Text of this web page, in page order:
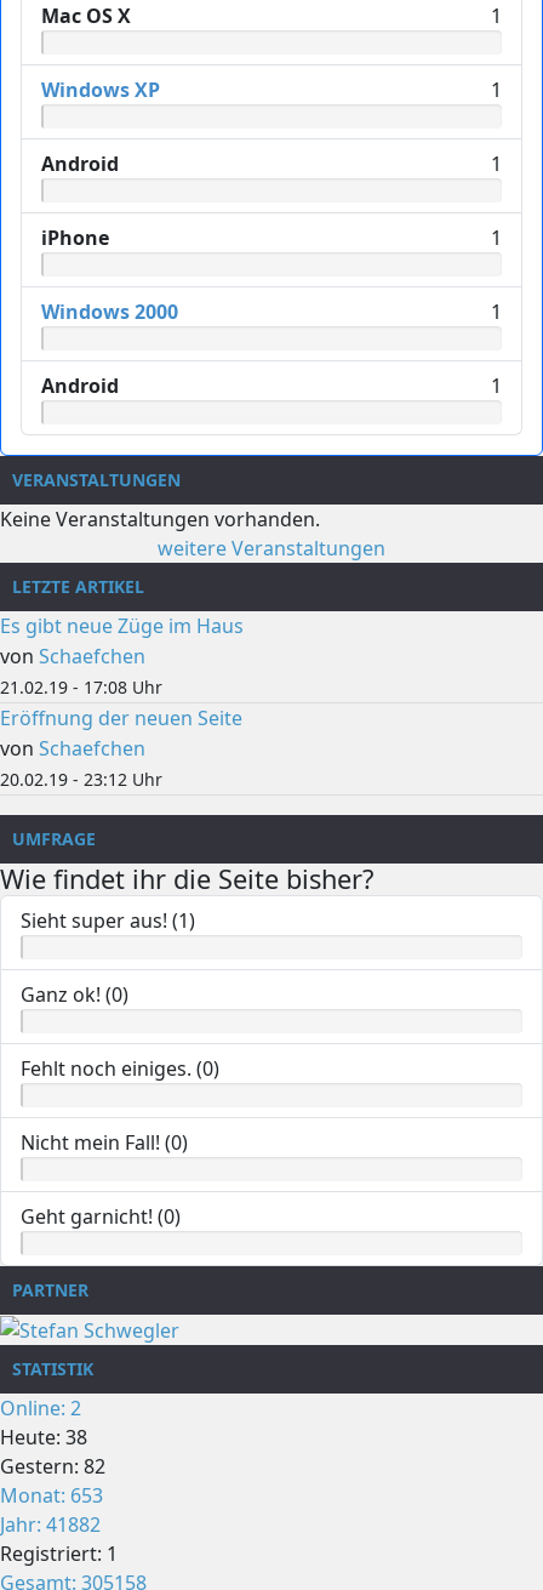
Mac OS X 1
Windows XP 1
Android 1
iPhone 1
Windows 2000 1
Android 1
VERANSTALTUNGEN
Keine Veranstaltungen vorhanden.
weitere Veranstaltungen
LETZTE ARTIKEL
Es gibt neue Züge im Haus
von Schaefchen
21.02.19 - 17:08 Uhr
Eröffnung der neuen Seite
von Schaefchen
20.02.19 - 23:12 Uhr
UMFRAGE
Wie findet ihr die Seite bisher?
Sieht super aus! (1)
Ganz ok! (0)
Fehlt noch einiges. (0)
Nicht mein Fall! (0)
Geht garnicht! (0)
PARTNER
STATISTIK
Online: 2
Heute: 38
Gestern: 82
Monat: 653
Jahr: 41882
Registriert: 1
Gesamt: 305158